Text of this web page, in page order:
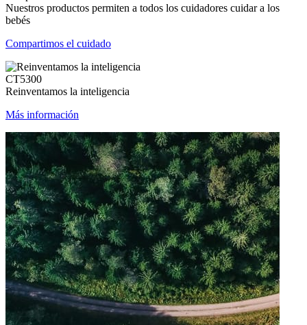
Nuestros productos permiten a todos los cuidadores cuidar a los
bebés
Compartimos el cuidado
CT5300
Reinventamos la inteligencia
Más información